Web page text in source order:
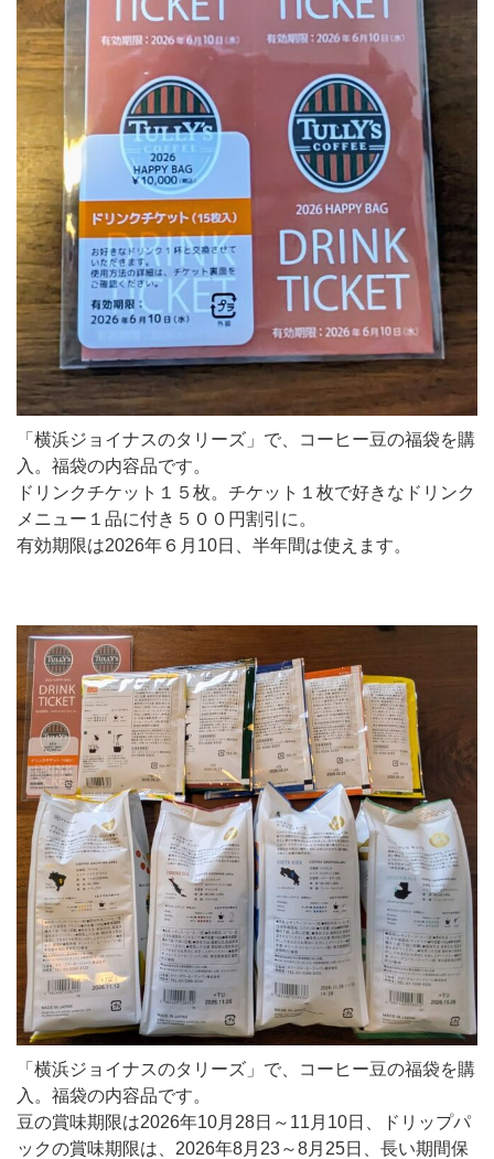
「横浜ジョイナスのタリーズ」で、コーヒー豆の福袋を購
入。福袋の内容品です。
ドリンクチケット１５枚。チケット１枚で好きなドリンク
メニュー１品に付き５００円割引に。
有効期限は2026年６月10日、半年間は使えます。
「横浜ジョイナスのタリーズ」で、コーヒー豆の福袋を購
入。福袋の内容品です。
豆の賞味期限は2026年10月28日～11月10日、ドリップパ
ックの賞味期限は、2026年8月23～8月25日、長い期間保